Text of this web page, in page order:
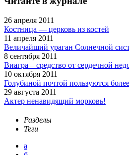
26 апреля 2011
Костница — церковь из костей
11 апреля 2011
Величайший ураган Солнечной
8 сентября 2011
Виагра – средство от сердечной
10 октября 2011
Голубиной почтой пользуются
29 августа 2011
Актер ненавидящий морковь!
Разделы
Теги
а